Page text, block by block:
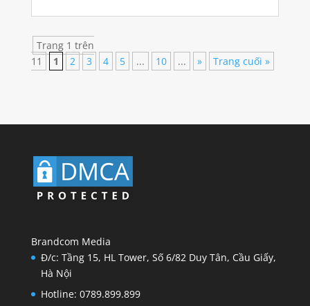
Trang 1 trên
11
1 2 3 4 5 ... 10 ... » Trang cuối »
Brandcom Media
Đ/c: Tầng 15, HL Tower, Số 6/82 Duy Tân, Cầu Giấy,
Hà Nội
Hotline: 0789.899.899